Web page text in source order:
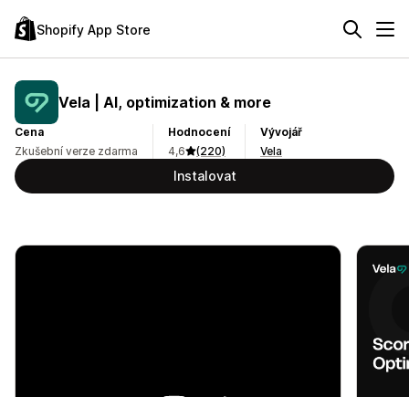
Shopify App Store
Vela | AI, optimization & more
Cena
Zkušební verze zdarma
Hodnocení
4,6
(220)
Vývojář
Vela
Instalovat